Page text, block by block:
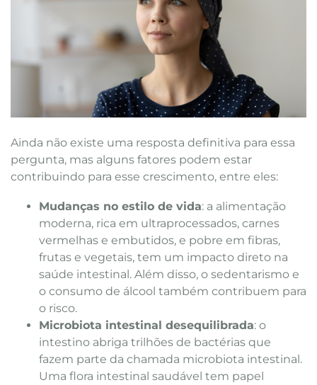
Ainda não existe uma resposta definitiva para essa
pergunta, mas alguns fatores podem estar
contribuindo para esse crescimento, entre eles:
Mudanças no estilo de vida: a alimentação
moderna, rica em ultraprocessados, carnes
vermelhas e embutidos, e pobre em fibras,
frutas e vegetais, tem um impacto direto na
saúde intestinal. Além disso, o sedentarismo e
o consumo de álcool também contribuem para
o risco.
Microbiota intestinal desequilibrada: o
intestino abriga trilhões de bactérias que
fazem parte da chamada microbiota intestinal.
Uma flora intestinal saudável tem papel